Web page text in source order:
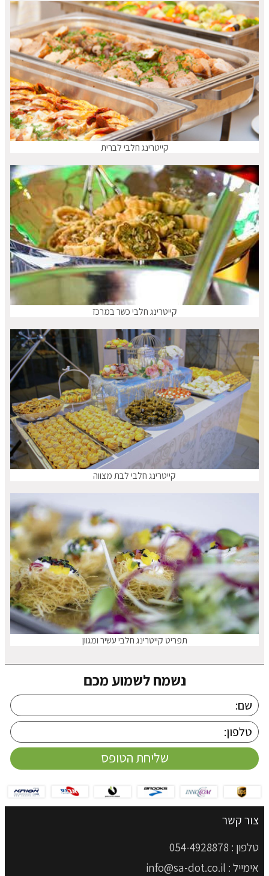
קייטרינג חלבי לברית
קייטרינג חלבי כשר במרכז
קייטרינג חלבי לבת מצווה
תפריט קייטרינג חלבי עשיר ומגוון
נשמח לשמוע מכם
צור קשר
טלפון : 054-4928878
אימייל : info@sa-dot.co.il